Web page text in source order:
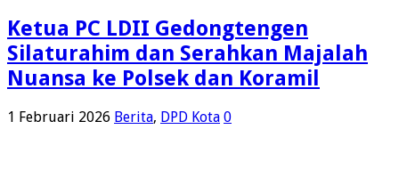
Ketua PC LDII Gedongtengen
Silaturahim dan Serahkan Majalah
Nuansa ke Polsek dan Koramil
1 Februari 2026 Berita, DPD Kota 0